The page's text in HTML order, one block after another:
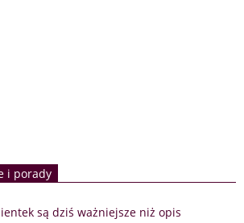
i porady
są dziś ważniejsze niż opis